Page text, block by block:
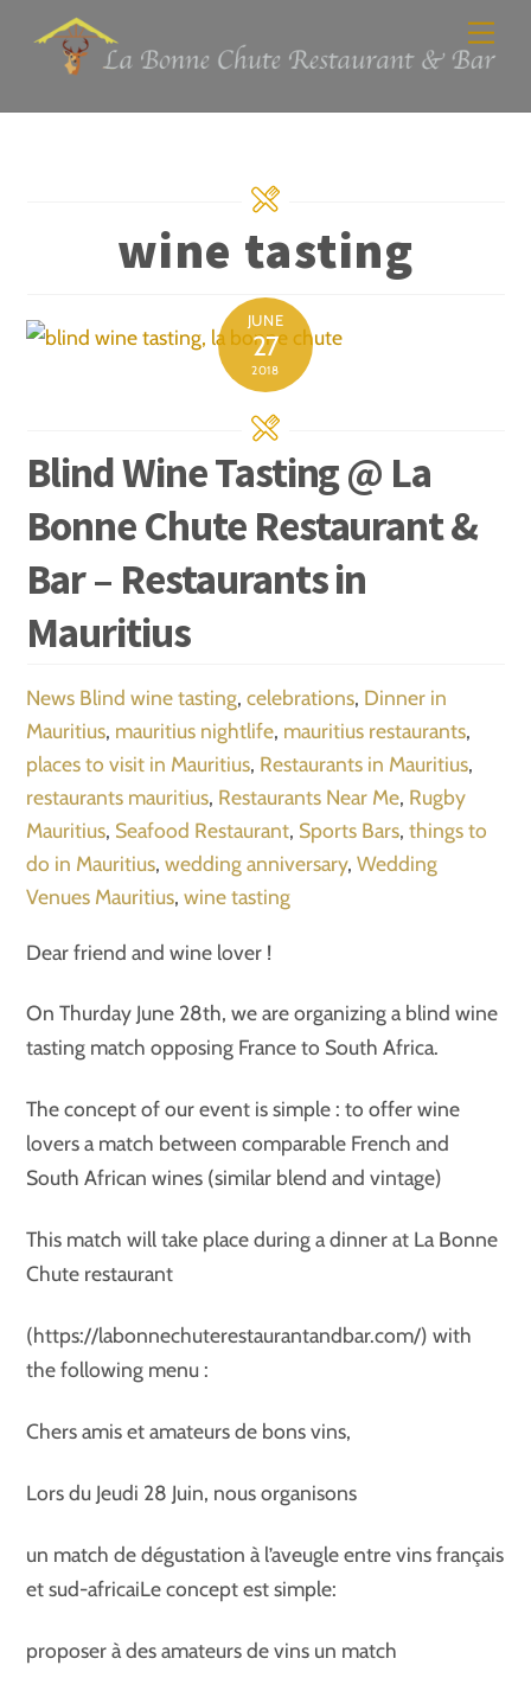
wine tasting
JUNE
27
2018
Blind Wine Tasting @ La
Bonne Chute Restaurant &
Bar – Restaurants in
Mauritius
News Blind wine tasting,celebrations, Dinner in
Mauritius, mauritius nightlife, mauritius restaurants,
places to visit in Mauritius, Restaurants in Mauritius,
restaurants mauritius, Restaurants Near Me, Rugby
Mauritius, Seafood Restaurant, Sports Bars,things to
do in Mauritius,wedding anniversary,Wedding
Venues Mauritius,wine tasting
Dear friend and wine lover !
On Thurday June 28th, we are organizing a blind wine
tasting match opposing France to South Africa.
The concept of our event is simple : to offer wine
lovers a match between comparable French and
South African wines (similar blend and vintage)
This match will take place during a dinner at La Bonne
Chute restaurant
(https://labonnechuterestaurantandbar.com/) with
the following menu :
Chers amis et amateurs de bons vins,
Lors du Jeudi 28 Juin, nous organisons
un match de dégustation à l’aveugle entre vins français
et sud-africaiLe concept est simple:
proposer à des amateurs de vins un match